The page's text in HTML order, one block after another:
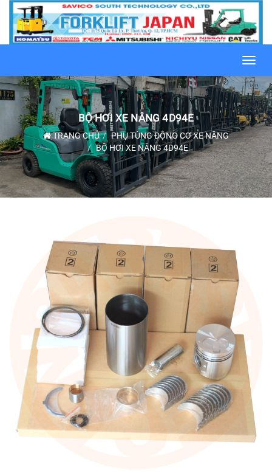
BỘ HƠI XE NÂNG 4D94E
TRANG CHỦ
PHỤ TÙNG ĐỘNG CƠ XE NÂNG
BỘ HƠI XE NÂNG 4D94E